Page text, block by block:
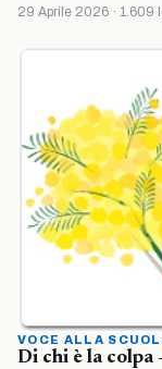
29 Aprile 2026 · 1.609
VOCE ALLA
Di chi è la colpa